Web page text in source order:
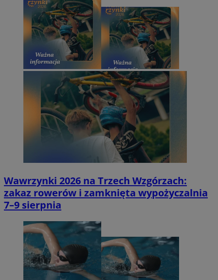
Wawrzynki 2026 na Trzech Wzgórzach:
zakaz rowerów i zamknięta wypożyczalnia
7–9 sierpnia